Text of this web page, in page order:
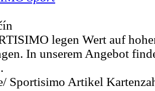
legen Wert auf
In unserem Angebot
Sportisimo Artikel